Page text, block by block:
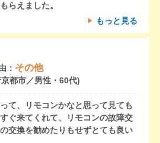
らえました。
もっと見る
： その他
都市／男性・60代)
て、リモコンかなと思って見ても
ぐ来てくれて、リモコンの故障交
交換を勧めたりもせずとても良い